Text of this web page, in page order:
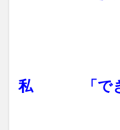
私 「でき